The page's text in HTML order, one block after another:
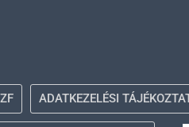
ADATKEZELÉSI